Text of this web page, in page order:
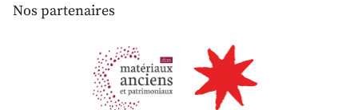
Nos partenaires